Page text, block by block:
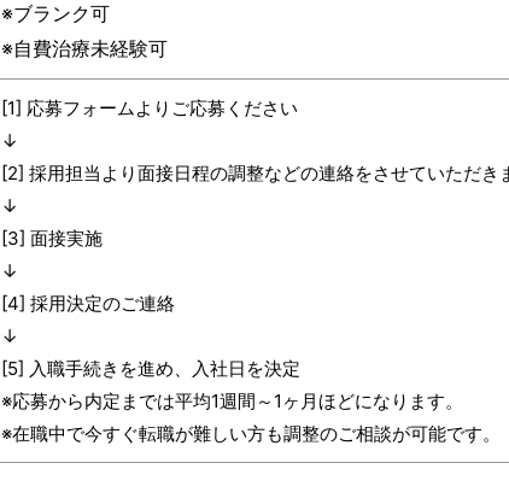
※ブランク可
※自費治療未経験可
[1] 応募フォームよりご応募ください
↓
[2] 採用担当より面接日程の調整などの連絡をさせていただき
↓
[3] 面接実施
↓
[4] 採用決定のご連絡
↓
[5] 入職手続きを進め、入社日を決定
※応募から内定までは平均1週間～1ヶ月ほどになります。
※在職中で今すぐ転職が難しい方も調整のご相談が可能です。